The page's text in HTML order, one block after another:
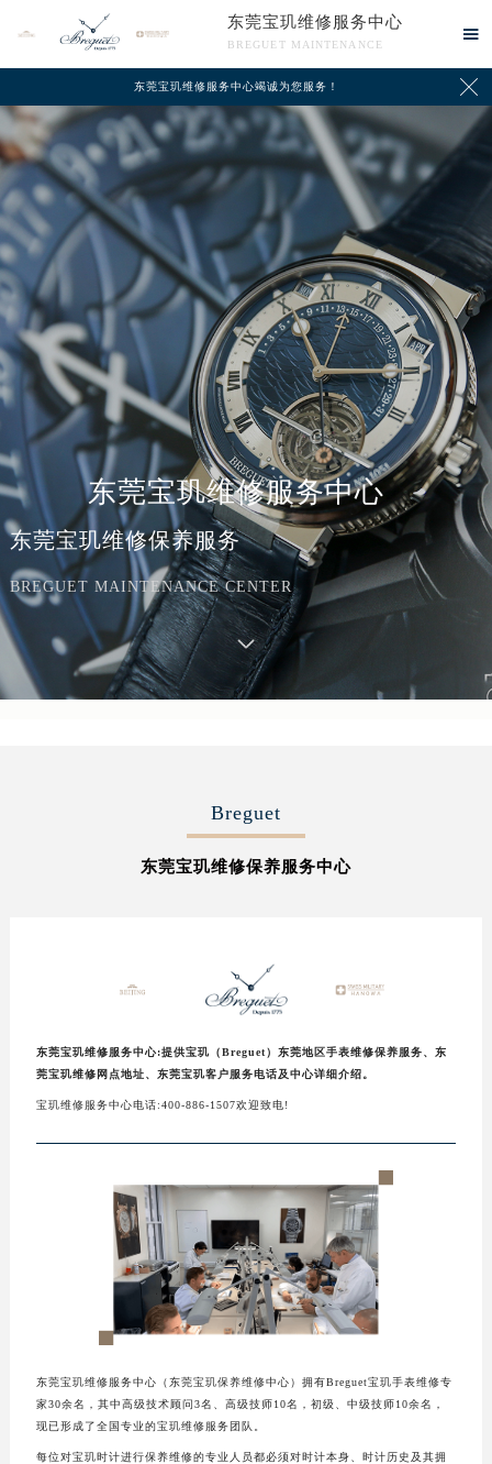
东莞宝玑维修服务中心
BREGUET MAINTENANCE

东莞宝玑维修服务中心竭诚为您服务！ 
东莞宝玑维修服务中心
东莞宝玑维修保养服务
BREGUET MAINTENANCE CENTER
心介绍 联系我们
Breguet
东莞宝玑维修保养服务中心
东莞宝玑维修服务中心:提供宝玑（Breguet）东莞地区手表维修保养服务、东
莞宝玑维修网点地址、东莞宝玑客户服务电话及中心详细介绍。
宝玑维修服务中心电话:400-886-1507欢迎致电!
东莞宝玑维修服务中心（东莞宝玑保养维修中心）拥有Breguet宝玑手表维修专
家30余名，其中高级技术顾问3名、高级技师10名，初级、中级技师10余名，
现已形成了全国专业的宝玑维修服务团队。
每位对宝玑时计进行保养维修的专业人员都必须对时计本身、时计历史及其拥